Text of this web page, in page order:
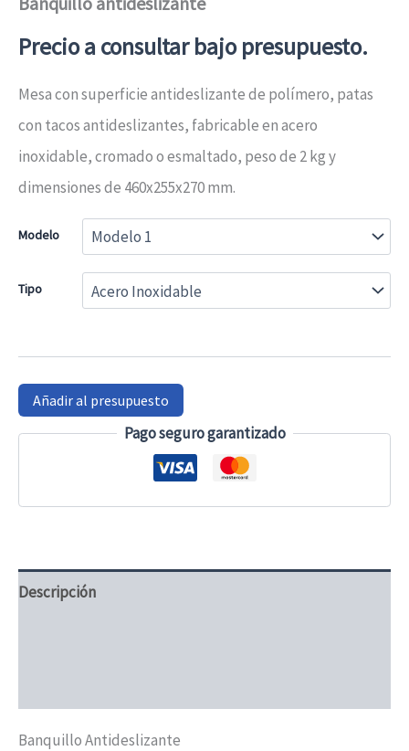
Precio a consultar bajo presupuesto.
Mesa con superficie antideslizante de polímero, patas
con tacos antideslizantes, fabricable en acero
inoxidable, cromado o esmaltado, peso de 2 kg y
dimensiones de 460x255x270 mm.
Modelo
Tipo
Añadir al presupuesto
Pago seguro garantizado
Descripción
Banquillo Antideslizante